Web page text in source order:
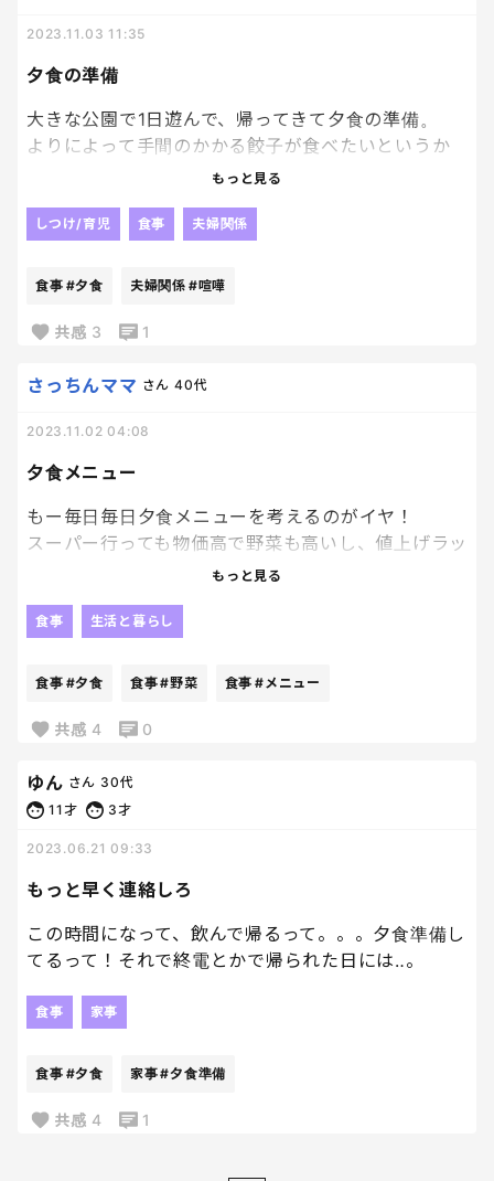
夕食の準備
2023.11.03 11:35
大きな公園で1日遊んで、帰ってきて夕食の準備。
よりによって手間のかかる餃子が食べたいというか
ら、仕方なく刻んでこねて詰めて…あぁ、疲れたー肩
大喧嘩。ちょっと手が離せないんだけどー。旦那呼
知らん顔。ほんと、イライラだよね。
もっと見る
しつけ/育児 食事 夫婦関係
食事 #夕食 夫婦関係 #喧嘩
共感 3 1
夕食メニュー
さっちんママ さん 40代
2023.11.02 04:08
もー毎日毎日夕食メニューを考えるのがイヤ！
スーパー行っても物価高で野菜も高いし、値上げラッ
手軽で子供たちが喜ぶおすすめ夕食メニューありま
もっと見る
食事 生活と暮らし
食事 #夕食 食事#野菜 食事 #メニュー
共感 4 0
もっと早く連絡しろ
ゆん さん 30代
11才
3才
2023.06.21 09:33
この時間になって、飲んで帰るって。。。夕食準備し
てるって！それで終電とかで帰られた日には‥。
食事 家事
食事 #夕食 家事#夕食準備
共感 4 1